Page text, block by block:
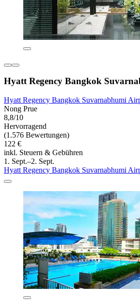
Hyatt Regency Bangkok
Hyatt Regency Bangkok Suvarnabhumi
Nong Prue
8,8/10
Hervorragend
(1.576 Bewertungen)
122 €
inkl. Steuern & Gebühren
1. Sept.–2. Sept.
Hyatt Regency Bangkok Suvarnabhumi